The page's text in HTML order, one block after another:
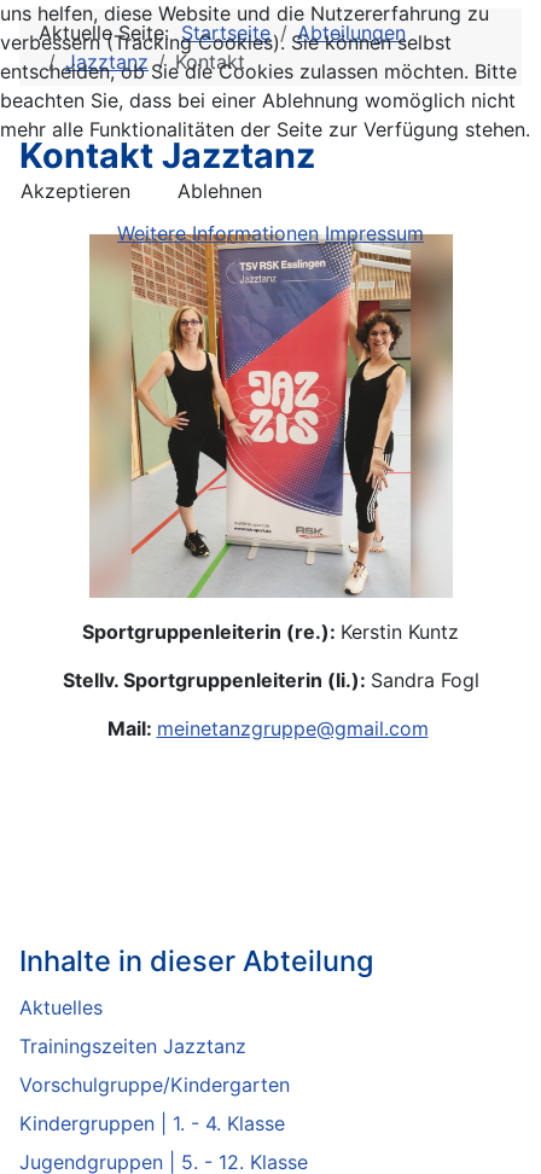
Aktuelle Seite: Startseite
Abteilungen
Jazztanz
Kontakt
Kontakt Jazztanz
Sportgruppenleiterin (re.): Kerstin Kuntz
Stellv. Sportgruppenleiterin (li.): Sandra Fogl
Mail: meinetanzgruppe@gmail.com
Inhalte in dieser Abteilung
Aktuelles
Trainingszeiten Jazztanz
Vorschulgruppe/Kindergarten
Kindergruppen | 1. - 4. Klasse
Jugendgruppen | 5. - 12. Klasse
uns helfen, diese Website und die Nutzererfahrung zu
verbessern (Tracking Cookies). Sie können selbst
entscheiden, ob Sie die Cookies zulassen möchten. Bitte
beachten Sie, dass bei einer Ablehnung womöglich nicht
mehr alle Funktionalitäten der Seite zur Verfügung stehen.
Akzeptieren
Ablehnen
Weitere Informationen Impressum